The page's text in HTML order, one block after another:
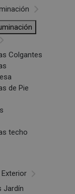
Colgantes
de Pie
techo
Jardín